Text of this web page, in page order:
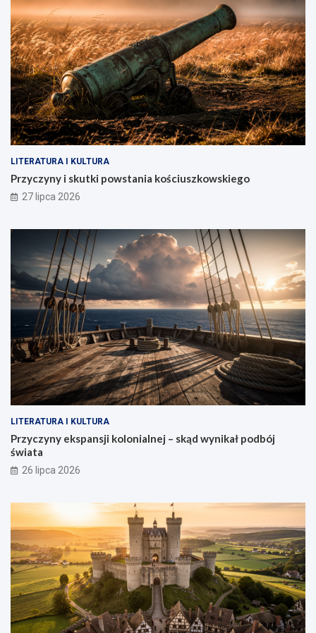
LITERATURA I KULTURA
Przyczyny i skutki powstania kościuszkowskiego
27 lipca 2026
LITERATURA I KULTURA
Przyczyny ekspansji kolonialnej – skąd wynikał podbój
świata
26 lipca 2026